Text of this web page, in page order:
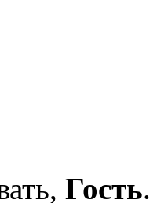
Гость